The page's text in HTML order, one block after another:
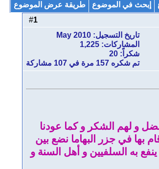
إبحث في الموضوع
طريقة عرض الموضوع
1
تاريخ التسجيل: May 2010
المشاركات: 1,225
شكراً: 20
تم شكره 157 مرة في 107 مشاركة
و لهم الشكر و كما عودنا
بها في جزر البهاما نضع بين
به السلفيين و أهل السنة و